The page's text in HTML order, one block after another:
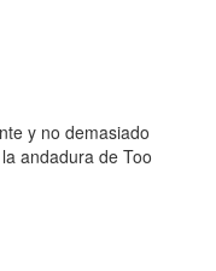
y no demasiado
andadura de Too